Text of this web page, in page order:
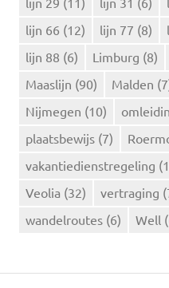
lijn 66 (12) lijn 77 (8)
lijn 88 (6) Limburg (8)
Maaslijn (90) Malden
Nijmegen (10)
plaatsbewijs (7)
vakantiedienstregeling
Veolia (32) vertraging
wandelroutes (6) Well